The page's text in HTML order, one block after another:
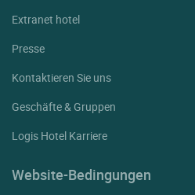
Extranet hotel
Presse
Kontaktieren Sie uns
Geschäfte & Gruppen
Logis Hotel Karriere
Website-Bedingungen